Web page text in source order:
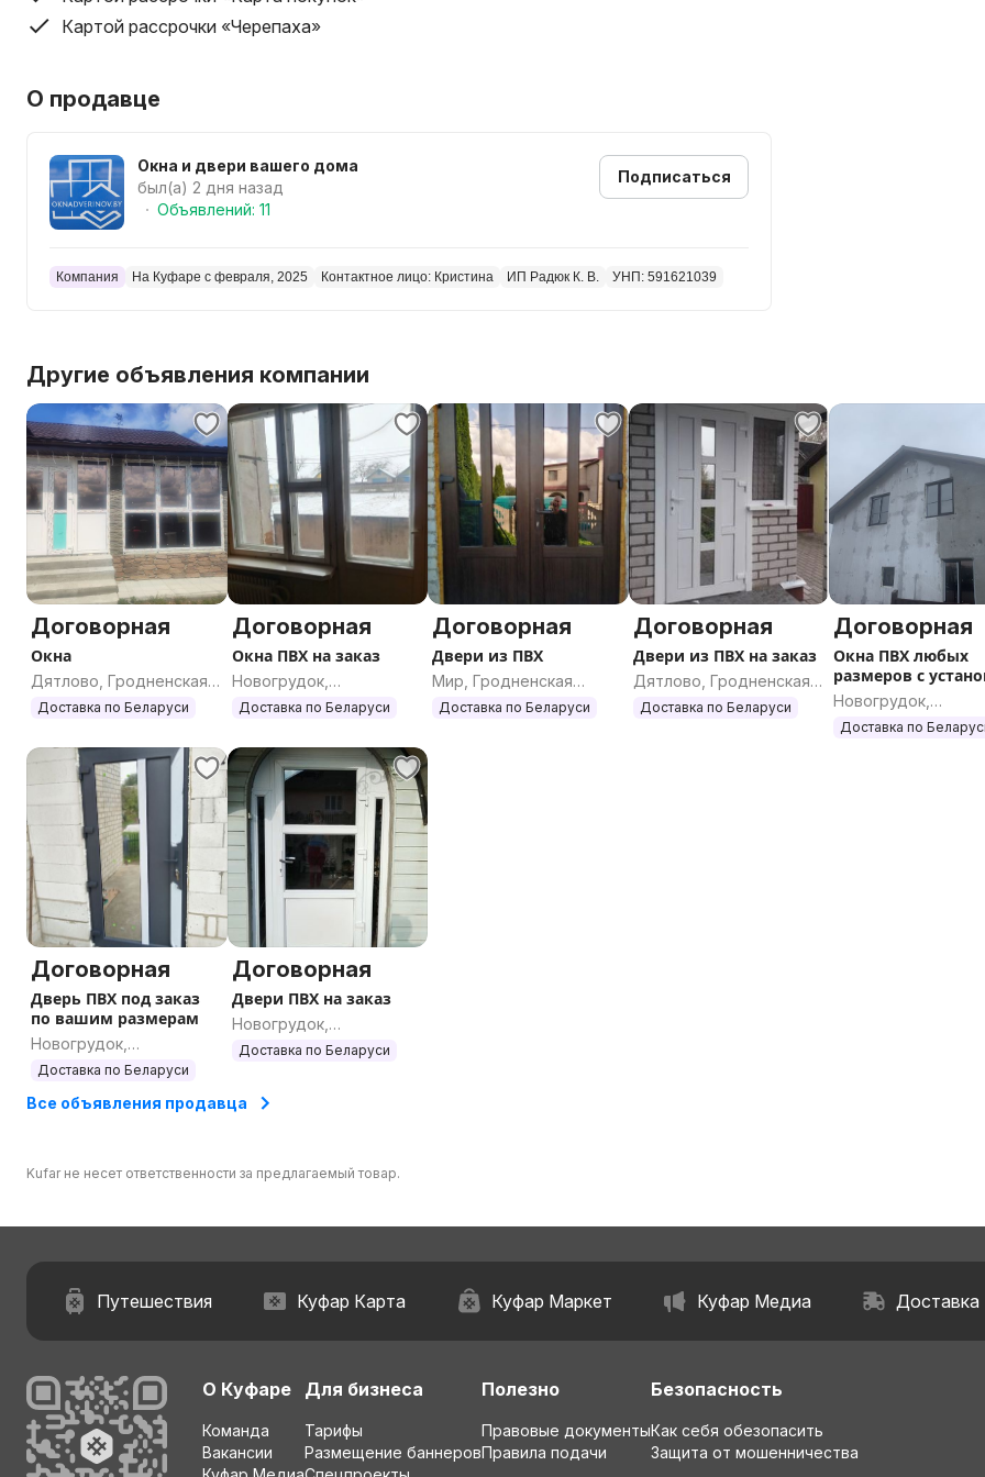
дверей. -Имеются дополнительные услуги по установке пластиковых откосов и
Картой рассрочки «Черепаха»
О продавце
Окна и двери вашего дома
был(а) 2 дня назад
Объявлений: 11
Подписаться
Компания На Куфаре с февраля, 2025 Контактное лицо: Кристина ИП Радюк К. В. УНП: 591621039
Другие объявления компании
Договорная
Окна
Дятлово, Гродненская
область
Доставка по Беларуси
Договорная
Окна ПВХ на заказ
Новогрудок,
Гродненская область
Доставка по Беларуси
Договорная
Двери из ПВХ
Мир, Гродненская
область
Доставка по Беларуси
Договорная
Двери из ПВХ на заказ
Дятлово, Гродненская
область
Доставка по Беларуси
Договорная
Окна ПВХ любых
размеров с
Новогрудок,
Гродненская
Доставка по
Договорная
Дверь ПВХ под заказ
по вашим размерам
Новогрудок,
Гродненская область
Доставка по Беларуси
Договорная
Двери ПВХ на заказ
Новогрудок,
Гродненская область
Доставка по Беларуси
Все объявления продавца
Kufar не несет ответственности за предлагаемый товар.
Путешествия Куфар Карта Куфар Маркет Куфар Медиа Доставка
О Куфаре
Команда
Вакансии
Для бизнеса
Тарифы
Размещение баннеров
Полезно
Правовые документы
Правила подачи
Безопасность
Как себя обезопасить
Защита от мошенничества